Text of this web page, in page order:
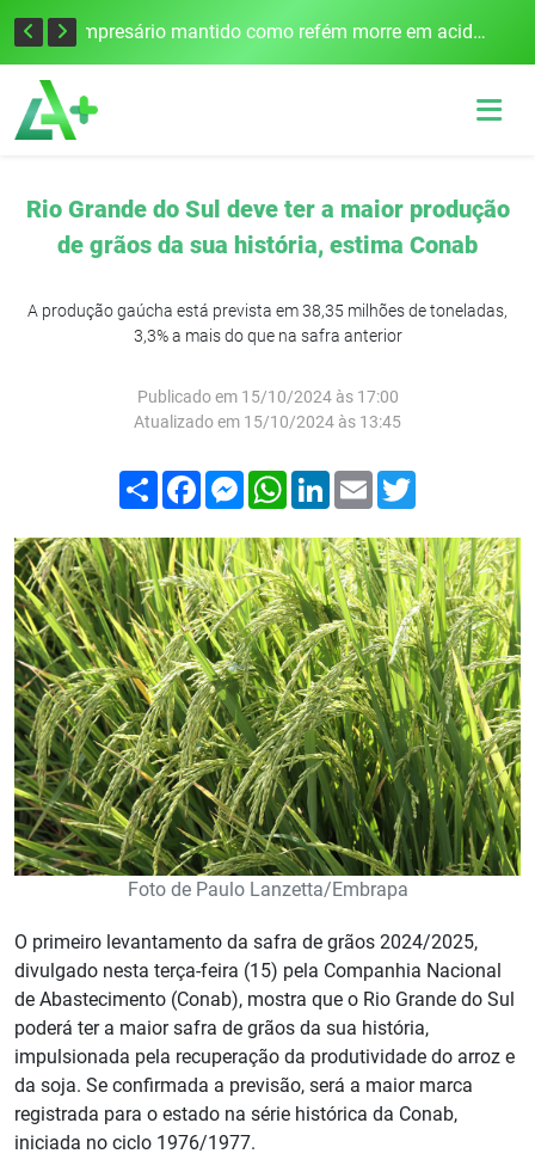
Edital para construção de ponte entre Itapiranga e Barra do Guarita deve ser lançado no segundo semestre Empresário mantido como refém morre em acidente após assalto em Cerro Largo
Rio Grande do Sul deve ter a maior produção
de grãos da sua história, estima Conab
A produção gaúcha está prevista em 38,35 milhões de toneladas,
3,3% a mais do que na safra anterior
Publicado em 15/10/2024 às 17:00
Atualizado em 15/10/2024 às 13:45
Compartilhar
FacebookMessenger
WhatsApp
LinkedIn
Email
Foto de Paulo Lanzetta/Embrapa
O primeiro levantamento da safra de grãos 2024/2025,
divulgado nesta terça-feira (15) pela Companhia Nacional
de Abastecimento (Conab), mostra que o Rio Grande do Sul
poderá ter a maior safra de grãos da sua história,
impulsionada pela recuperação da produtividade do arroz e
da soja. Se confirmada a previsão, será a maior marca
registrada para o estado na série histórica da Conab,
iniciada no ciclo 1976/1977.